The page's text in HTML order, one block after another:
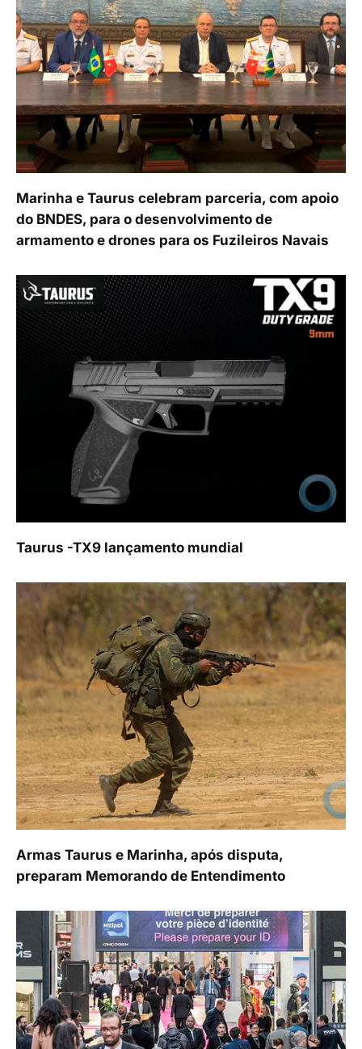
Marinha e Taurus celebram parceria, com apoio
do BNDES, para o desenvolvimento de
armamento e drones para os Fuzileiros Navais
Taurus -TX9 lançamento mundial
Armas Taurus e Marinha, após disputa,
preparam Memorando de Entendimento